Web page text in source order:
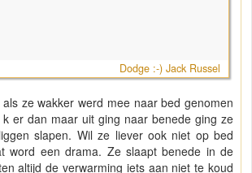
Dodge :-) Jack Russel
ze wakker werd mee naar bed genomen
er dan maar uit ging naar benede ging ze
slapen. Wil ze liever ook niet op bed
word een drama. Ze slaapt benede in de
altijd de verwarming iets aan niet te koud